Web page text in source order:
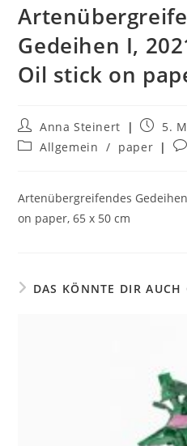
Gedeihen I,
Oil stick on
Anna Steinert
5.
Allgemein / paper
Artenübergreifendes
on paper, 65 x 50 cm
DAS KÖNNTE DIR AUCH